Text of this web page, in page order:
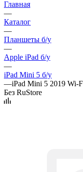
Главная
—
Каталог
—
Планшеты б/у
—
Apple iPad б/у
—
iPad Mini 5 б/у
—iPad Mini 5 2019 Wi-
Без RuStore